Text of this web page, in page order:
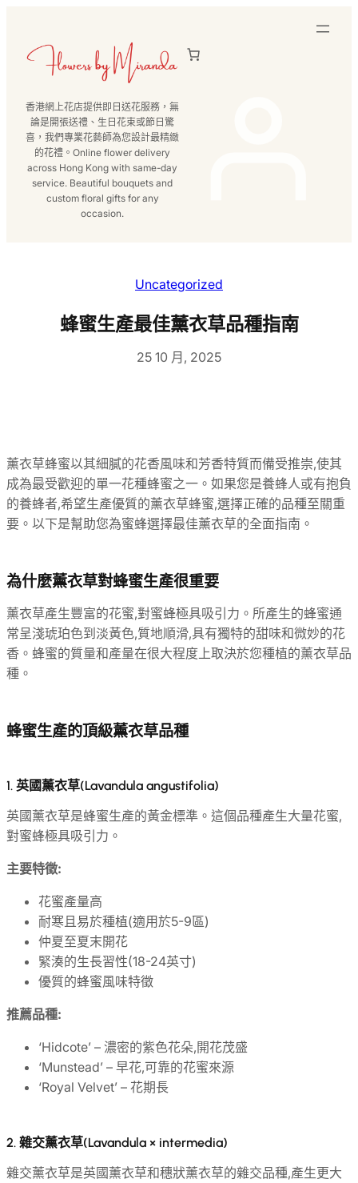
香港網上花店提供即日送花服務，無
論是開張送禮、生日花束或節日驚
喜，我們專業花藝師為您設計最精緻
的花禮。Online flower delivery
across Hong Kong with same-day
service. Beautiful bouquets and
custom floral gifts for any
occasion.
Uncategorized
蜂蜜生產最佳薰衣草品種指南
25 10 月, 2025
薰衣草蜂蜜以其細膩的花香風味和芳香特質而備受推崇,使其
成為最受歡迎的單一花種蜂蜜之一。如果您是養蜂人或有抱負
的養蜂者,希望生產優質的薰衣草蜂蜜,選擇正確的品種至關重
要。以下是幫助您為蜜蜂選擇最佳薰衣草的全面指南。
為什麼薰衣草對蜂蜜生產很重要
薰衣草產生豐富的花蜜,對蜜蜂極具吸引力。所產生的蜂蜜通
常呈淺琥珀色到淡黃色,質地順滑,具有獨特的甜味和微妙的花
香。蜂蜜的質量和產量在很大程度上取決於您種植的薰衣草品
種。
蜂蜜生產的頂級薰衣草品種
1. 英國薰衣草(Lavandula angustifolia)
英國薰衣草是蜂蜜生產的黃金標準。這個品種產生大量花蜜,
對蜜蜂極具吸引力。
主要特徵:
花蜜產量高
耐寒且易於種植(適用於5-9區)
仲夏至夏末開花
緊湊的生長習性(18-24英寸)
優質的蜂蜜風味特徵
推薦品種:
‘Hidcote’ – 濃密的紫色花朵,開花茂盛
‘Munstead’ – 早花,可靠的花蜜來源
‘Royal Velvet’ – 花期長
2. 雜交薰衣草(Lavandula × intermedia)
雜交薰衣草是英國薰衣草和穗狀薰衣草的雜交品種,產生更大